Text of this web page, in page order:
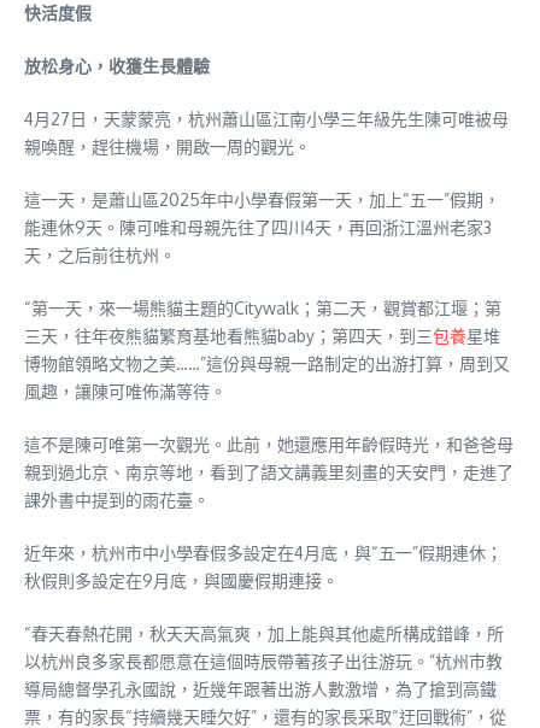
快活度假
放松身心，收獲生長體驗
4月27日，天蒙蒙亮，杭州蕭山區江南小學三年級先生陳可唯被母
親喚醒，趕往機場，開啟一周的觀光。
這一天，是蕭山區2025年中小學春假第一天，加上“五一”假期，
能連休9天。陳可唯和母親先往了四川4天，再回浙江溫州老家3
天，之后前往杭州。
“第一天，來一場熊貓主題的Citywalk；第二天，觀賞都江堰；第
三天，往年夜熊貓繁育基地看熊貓baby；第四天，到三包養星堆
博物館領略文物之美……”這份與母親一路制定的出游打算，周到又
風趣，讓陳可唯佈滿等待。
這不是陳可唯第一次觀光。此前，她還應用年齡假時光，和爸爸母
親到過北京、南京等地，看到了語文講義里刻畫的天安門，走進了
課外書中提到的雨花臺。
近年來，杭州市中小學春假多設定在4月底，與“五一”假期連休；
秋假則多設定在9月底，與國慶假期連接。
“春天春熱花開，秋天天高氣爽，加上能與其他處所構成錯峰，所
以杭州良多家長都愿意在這個時辰帶著孩子出往游玩。”杭州市教
導局總督學孔永國說，近幾年跟著出游人數激增，為了搶到高鐵
票，有的家長“持續幾天睡欠好”，還有的家長采取“迂回戰術”，從